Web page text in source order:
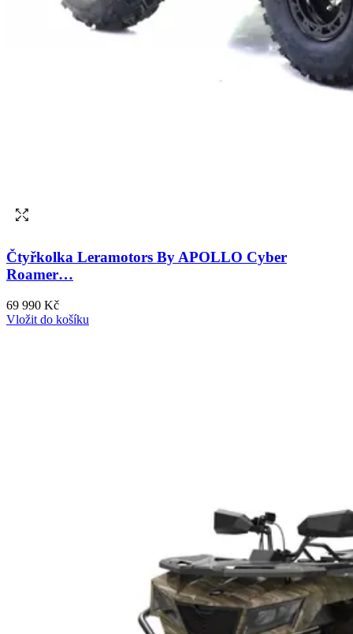
Čtyřkolka Leramotors By APOLLO Cyber
Roamer…
69 990 Kč
Vložit do košíku